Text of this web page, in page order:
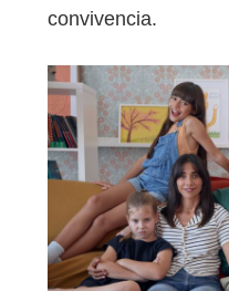
convivencia.